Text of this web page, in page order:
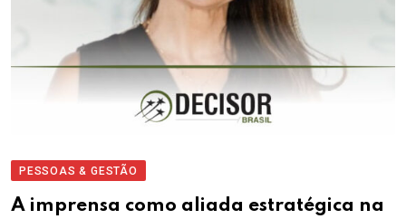
PESSOAS & GESTÃO
A imprensa como aliada estratégica na